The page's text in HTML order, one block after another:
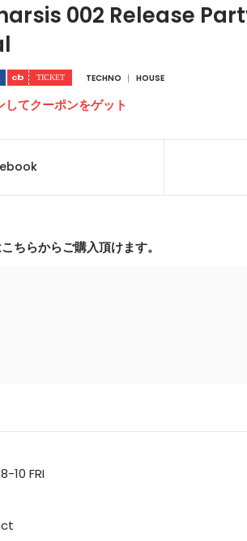
002 Release
TECHNO HOUSE
してクーポンをゲット
ちらからご購入頂けます。
10 FRI